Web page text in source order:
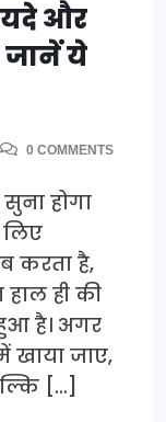
और
ये
0 COMMENTS
होगा
करता है,
ही की
है। अगर
खाया जाए,
[…]